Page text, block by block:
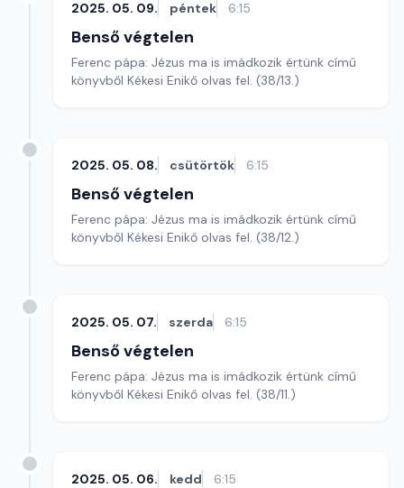
2025. 05. 09. péntek 6:15
Benső végtelen
Ferenc pápa: Jézus ma is imádkozik értünk című
könyvből Kékesi Enikő olvas fel. (38/13.)
2025. 05. 08. csütörtök 6:15
Benső végtelen
Ferenc pápa: Jézus ma is imádkozik értünk című
könyvből Kékesi Enikő olvas fel. (38/12.)
2025. 05. 07. szerda 6:15
Benső végtelen
Ferenc pápa: Jézus ma is imádkozik értünk című
könyvből Kékesi Enikő olvas fel. (38/11.)
2025. 05. 06. kedd 6:15